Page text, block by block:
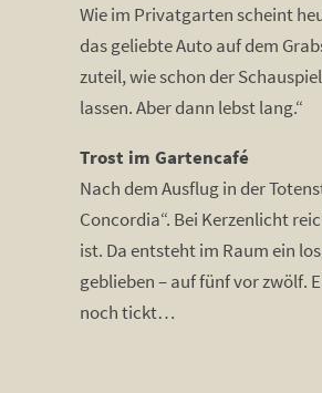
Wie im Privatgarten scheint
das geliebte Auto auf dem
zuteil, wie schon der
lassen. Aber dann lebst lang.“
Trost im Gartencafé
Nach dem Ausflug in der
Concordia“. Bei Kerzenlicht
ist. Da entsteht im Raum ein
geblieben – auf fünf vor zwölf.
noch tickt…